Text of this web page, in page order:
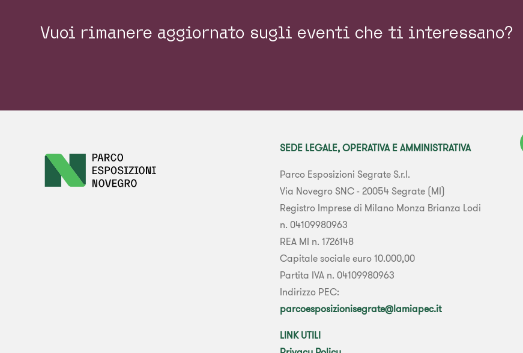
Vuoi rimanere aggiornato sugli eventi che ti interessano?
SEDE LEGALE, OPERATIVA E AMMINISTRATIVA
Parco Esposizioni Segrate S.r.l.
Via Novegro SNC - 20054 Segrate (MI)
Registro Imprese di Milano Monza Brianza Lodi
n. 04109980963
REA MI n. 1726148
Capitale sociale euro 10.000,00
Partita IVA n. 04109980963
Indirizzo PEC:
parcoesposizionisegrate@lamiapec.it
LINK UTILI